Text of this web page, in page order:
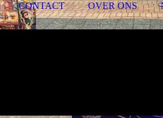
CONTACT OVER ONS